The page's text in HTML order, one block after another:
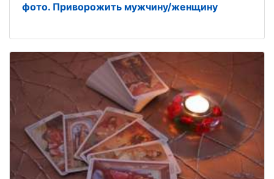
фото. Приворожить мужчину/женщину